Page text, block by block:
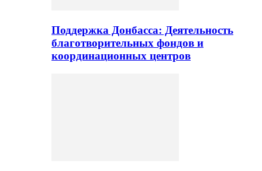
Поддержка Донбасса: Деятельность
благотворительных фондов и
координационных центров